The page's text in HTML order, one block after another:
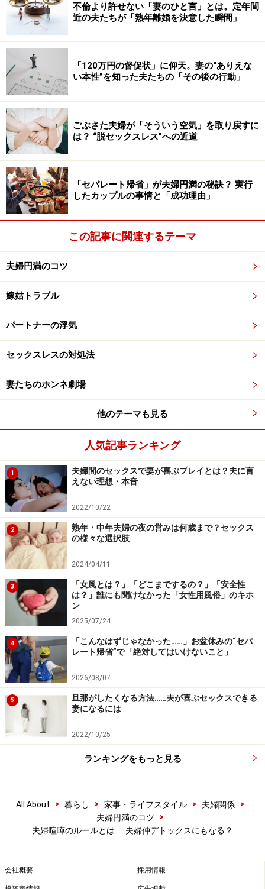
感情が高ぶってくるとついつい出るのが相手への悪口や
暴言。
「馬鹿」「死ね」「後悔するぞ」、あるいは「デブ」
「ハゲ」「クソばばあ」など、興奮すると普段は思って
もいないような言葉が出てきます。
これらはみな、相手を攻撃するだけで問題の解決には少
しも役立ちません。
さらに「だいたい、あんたの母親はね……」など、話題に
は関係ない親や親族を否定したり、「あんな会社で……」
「そんな大学だから……」など勤務先や学歴を非難したり
するような場合もあるかもしれません。
直接の話題と関係ない個人攻撃にまで発展する場合、二
人の間に修復不可能な亀裂を入れてしまうこともありま
とを肝に銘じておきましょう。
「あなたはいつも……ね」「絶対……だ」など、断定的な言
い方は相手を自分の視点で押さえつけることになり、相
手の反発を招きます。
このような言葉はもし、相手が変わろうとしていたとし
てもそれを受け入れない態度でいることを最初から表明
ん。
相手を自分の物差しで決めつけるのはNGです。
◎ルール3：推測でモノを言わない
同様に「また○○するんでしょう。」「××になるにきまっ
てるわ」と、自分の推測でものを言うのも、違う意味で
自分の視点で相手を押さえつけることに。
事実でない推測や仮定を基に話をしても、問題の解決か
らは遠ざかるばかりです。
大事なことは、事実を冷静に確認して、思い込みやあて
ずっぽうで語らないことです。
◎ルール4：主語は必ず「私」で
自分の意見を述べるときには「私」を主語にして話しま
しょう。
「あなた」を主語にして話すと、「あなたは○○しないじ
ゃない」「あなたはどうしてそんなことを言うの？」な
ど、自然と相手を責めたり、要求をぶつけたりする会話
になってしまいます。
たとえ同じ要求でも「私はあなたに○○しないで欲しいと
思うの」という言い方なら、相手への押しつけがましさ
が減り、さらなる口論に発展しにくくなります。
これは、ケンカのとき以外の会話でも意識すると、夫婦
のコミュニケーションがスムーズになります。
夫婦喧嘩の態度ルール6カ条
「感情的になるとだんだん大声に……」
不倫より許せない「妻のひと言」とは。定年間
近の夫たちが「熟年離婚を決意した瞬間」
「120万円の督促状」に仰天。妻の“ありえな
い本性”を知った夫たちの「その後の行動」
ごぶさた夫婦が「そういう空気」を取り戻すに
は？ “脱セックスレス”への近道
「セパレート帰省」が夫婦円満の秘訣？ 実行
したカップルの事情と「成功理由」
この記事に関連するテーマ
夫婦円満のコツ
嫁姑トラブル
パートナーの浮気
セックスレスの対処法
妻たちのホンネ劇場
他のテーマも見る
人気記事ランキング
1
夫婦間のセックスで妻が喜ぶプレイとは？夫に言
えない理想・本音
2022/10/22
2
熟年・中年夫婦の夜の営みは何歳まで？セックス
の様々な選択肢
2024/04/11
3
「女風とは？」「どこまでするの？」「安全性
は？」誰にも聞けなかった「女性用風俗」のキホ
ン
2025/07/24
4
「こんなはずじゃなかった……」お盆休みの“セパ
レート帰省”で「絶対してはいけないこと」
2026/08/07
5
旦那がしたくなる方法……夫が喜ぶセックスできる
妻になるには
2022/10/25
ランキングをもっと見る
All About > 暮らし > 家事・ライフスタイル > 夫婦関係
>
夫婦円満のコツ
>
夫婦喧嘩のルールとは……夫婦仲デトックスにもなる？
会社概要 採用情報